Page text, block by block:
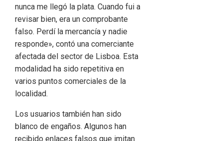
nunca me llegó la plata. Cuando fui a
revisar bien, era un comprobante
falso. Perdí la mercancía y nadie
responde», contó una comerciante
afectada del sector de Lisboa. Esta
modalidad ha sido repetitiva en
varios puntos comerciales de la
localidad.
Los usuarios también han sido
blanco de engaños. Algunos han
recibido enlaces falsos que imitan